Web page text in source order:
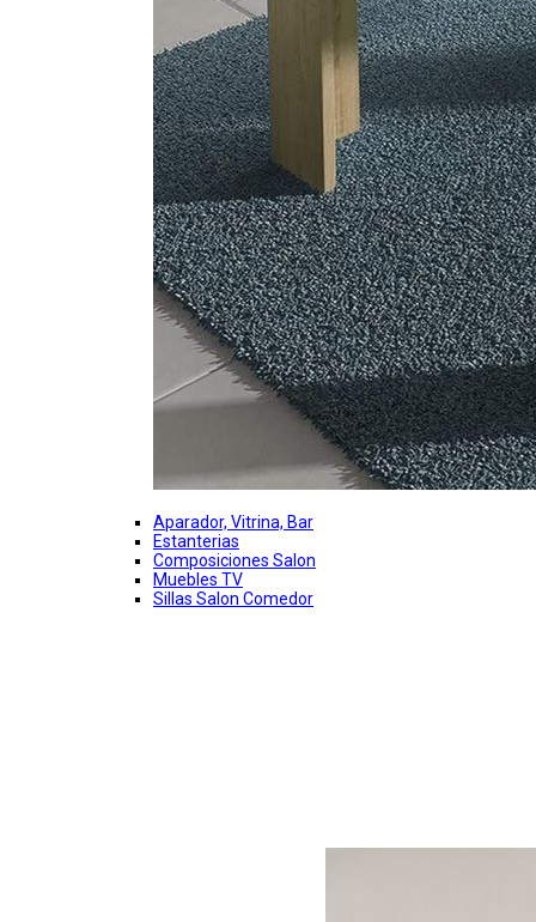
Aparador, Vitrina, Bar
Estanterias
Composiciones Salon
Muebles TV
Sillas Salon Comedor